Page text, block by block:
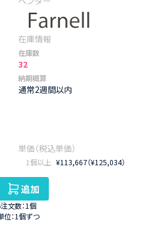
在庫数
32
納期概算
通常2週間以内
1個以上 ¥113,667（¥125,034）
追加
文数：1個
位：1個ずつ